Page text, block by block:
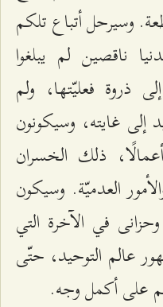
وسيرحل أتباع تلكم
ناقصين لم يبلغوا
ذروة فعليّتها، ولم
إلى غايته، وسيكونون
ذلك الخسران
العدميّة. وسيكون
في الآخرة التي
عالم التوحيد، حتّى
على أكمل وجه.